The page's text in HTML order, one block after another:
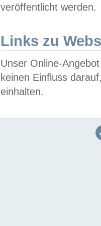
veröffentlicht werden.
Links zu
Unser Online-
keinen Einfluss
einhalten.